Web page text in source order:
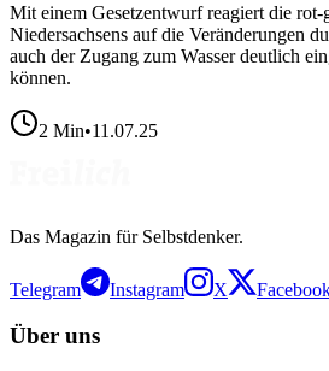
Mit einem Gesetzentwurf reagiert die rot-
Niedersachsens auf die Veränderungen
auch der Zugang zum Wasser deutlich
können.
2 Min•11.07.25
Das Magazin für Selbstdenker.
Telegram Instagram X
Über uns